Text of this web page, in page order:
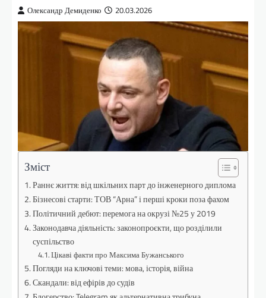
Олександр Демиденко 20.03.2026
Зміст
Раннє життя: від шкільних парт до інженерного диплома
Бізнесові старти: ТОВ “Арна” і перші кроки поза фахом
Політичний дебют: перемога на окрузі №25 у 2019
Законодавча діяльність: законопроєкти, що розділили
суспільство
Цікаві факти про Максима Бужанського
Погляди на ключові теми: мова, історія, війна
Скандали: від ефірів до судів